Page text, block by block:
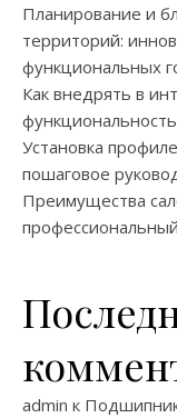
Планирование и
территорий:
функциональных
Как внедрять в
Установка
пошаговое
Преимущества
admin к